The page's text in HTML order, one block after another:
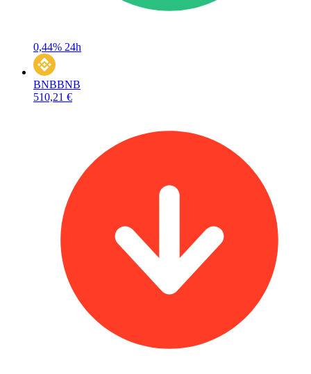
0,44% 24h
BNBBNB
510,21 €